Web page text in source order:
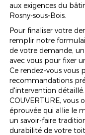
aux exigences du
Rosny-sous-Bois.
Pour finaliser votre
remplir notre
de votre demande,
avec vous pour fixer
Ce rendez-vous vous
recommandations
d'intervention
COUVERTURE,
éprouvée qui allie le
un savoir-faire
durabilité de votre